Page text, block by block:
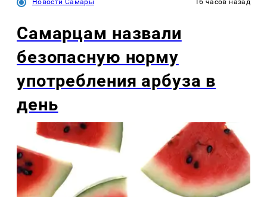
Новости Самары 16 часов назад
Самарцам назвали
безопасную норму
употребления арбуза в
день